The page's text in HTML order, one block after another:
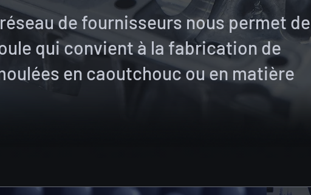
de fournisseurs nous permet de
qui convient à la fabrication de
en caoutchouc ou en matière